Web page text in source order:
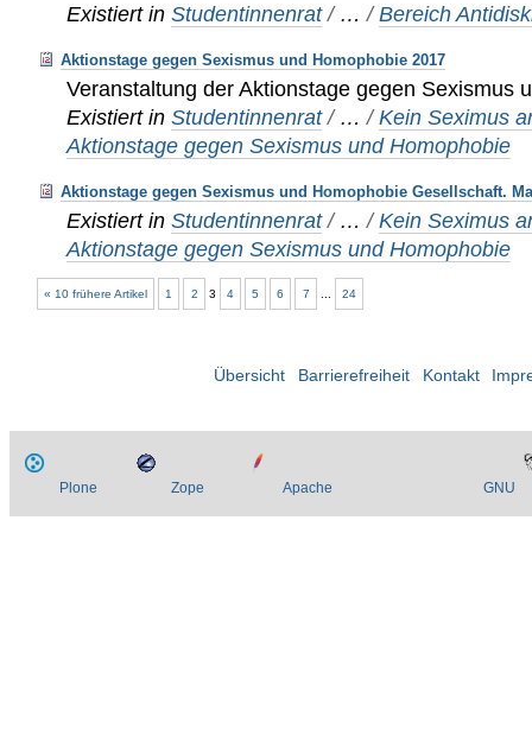
Existiert in Studentinnenrat / …/Bereich
Aktionstage gegen Sexismus und Homophobie 2017
Veranstaltung der Aktionstage gegen Sexismus
Existiert in Studentinnenrat / …/Kein Seximus
Aktionstage gegen Sexismus und Homophobie
Aktionstage gegen Sexismus und Homophobie Gesellschaft.
Existiert in Studentinnenrat / …/Kein Seximus
Aktionstage gegen Sexismus und Homophobie
« 10 frühere Artikel 1 2 3 4 5 6 7 24
Übersicht Barrierefreiheit Kontakt
Plone Zope Apache GNU